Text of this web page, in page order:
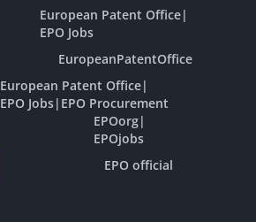
European Patent Office|
EPO Jobs
EuropeanPatentOffice
European Patent Office|
EPO Jobs| EPO Procurement
EPOorg|
EPOjobs
EPO official